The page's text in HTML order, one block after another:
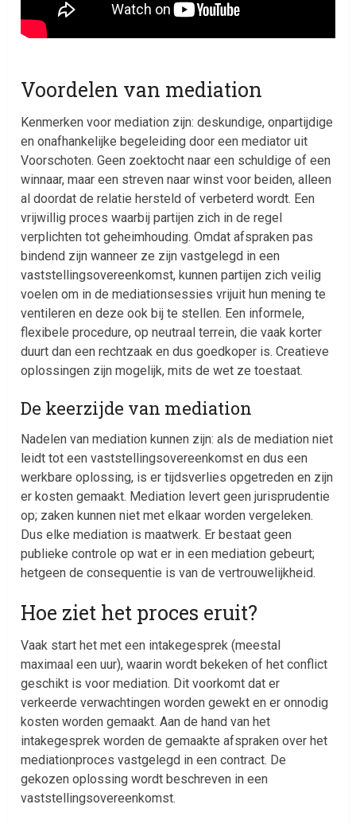
Voordelen van mediation
Kenmerken voor mediation zijn: deskundige, onpartijdige
en onafhankelijke begeleiding door een mediator uit
Voorschoten. Geen zoektocht naar een schuldige of een
winnaar, maar een streven naar winst voor beiden, alleen
al doordat de relatie hersteld of verbeterd wordt. Een
vrijwillig proces waarbij partijen zich in de regel
verplichten tot geheimhouding. Omdat afspraken pas
bindend zijn wanneer ze zijn vastgelegd in een
vaststellingsovereenkomst, kunnen partijen zich veilig
voelen om in de mediationsessies vrijuit hun mening te
ventileren en deze ook bij te stellen. Een informele,
flexibele procedure, op neutraal terrein, die vaak korter
duurt dan een rechtzaak en dus goedkoper is. Creatieve
oplossingen zijn mogelijk, mits de wet ze toestaat.
De keerzijde van mediation
Nadelen van mediation kunnen zijn: als de mediation niet
leidt tot een vaststellingsovereenkomst en dus een
werkbare oplossing, is er tijdsverlies opgetreden en zijn
er kosten gemaakt. Mediation levert geen jurisprudentie
op; zaken kunnen niet met elkaar worden vergeleken.
Dus elke mediation is maatwerk. Er bestaat geen
publieke controle op wat er in een mediation gebeurt;
hetgeen de consequentie is van de vertrouwelijkheid.
Hoe ziet het proces eruit?
Vaak start het met een intakegesprek (meestal
maximaal een uur), waarin wordt bekeken of het conflict
geschikt is voor mediation. Dit voorkomt dat er
verkeerde verwachtingen worden gewekt en er onnodig
kosten worden gemaakt. Aan de hand van het
intakegesprek worden de gemaakte afspraken over het
mediationproces vastgelegd in een contract. De
gekozen oplossing wordt beschreven in een
vaststellingsovereenkomst.